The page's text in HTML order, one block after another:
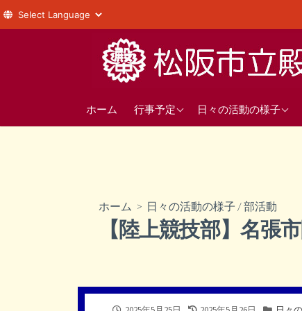
へ
ホーム 行事予定
年間の行事予定日々の活動の様子
1年
生徒会
ホーム > 日々の活動の様子 /部活動
【陸上競技部】名張
公
最
カ